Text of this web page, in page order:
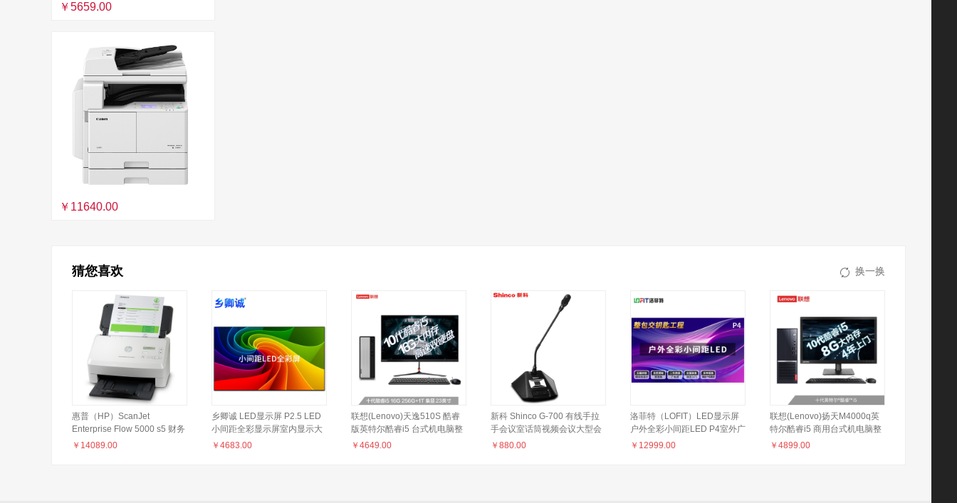
￥5659.00
￥11640.00
猜您喜欢 换一换
惠普（HP）ScanJet
Enterprise Flow 5000 s5 财务
集中版高速扫描仪 (含条码采
￥ 14089.00
乡卿诚 LED显示屏 P2.5 LED
小间距全彩显示屏室内显示大
屏会议室无缝拼接屏监控led大
￥ 4683.00
联想(Lenovo)天逸510S 酷睿
版英特尔酷睿i5 台式机电脑整
机(i5-10400 16G 1T+256G
￥ 4649.00
新科 Shinco G-700 有线手拉
手会议室话筒视频会议大型会
议话筒系统麦克风鹅颈话筒数
￥ 880.00
洛菲特（LOFIT）LED显示屏
户外全彩小间距LED P4室外广
告屏视频会议培训无缝拼接大
￥ 12999.00
联想(Lenovo)扬天M4000q英
特尔酷睿i5 商用台式机电脑整
机(i5-10400 8G 1T+256G 2G
￥ 4899.00